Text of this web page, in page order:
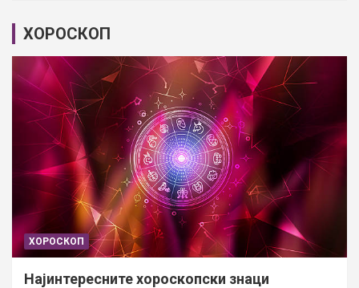
ХОРОСКОП
ХОРОСКОП
Најинтересните хороскопски знаци